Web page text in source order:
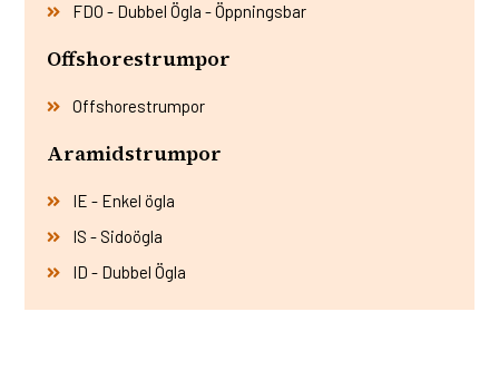
FDO - Dubbel Ögla - Öppningsbar
Offshorestrumpor
Offshorestrumpor
Aramidstrumpor
IE - Enkel ögla
IS - Sidoögla
ID - Dubbel Ögla